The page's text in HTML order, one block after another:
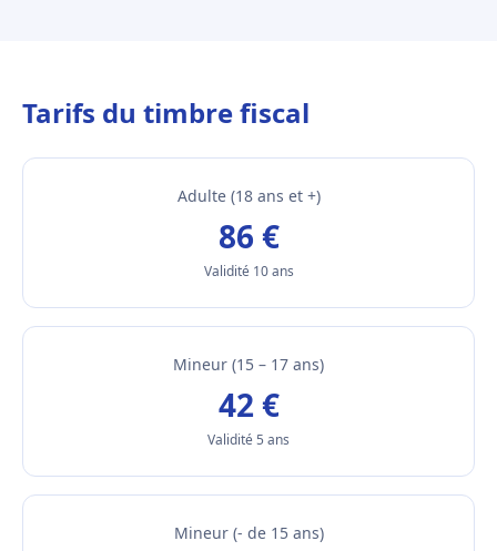
Tarifs du timbre fiscal
Adulte (18 ans et +)
86 €
Validité 10 ans
Mineur (15 – 17 ans)
42 €
Validité 5 ans
Mineur (- de 15 ans)